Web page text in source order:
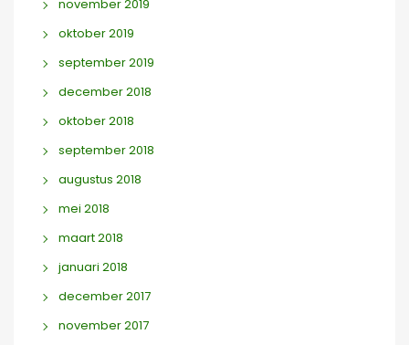
november 2019
oktober 2019
september 2019
december 2018
oktober 2018
september 2018
augustus 2018
mei 2018
maart 2018
januari 2018
december 2017
november 2017